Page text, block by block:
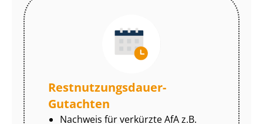
Rest­nut­zungs­dau­er-
Gutachten
Nachweis für verkürzte AfA z.B.